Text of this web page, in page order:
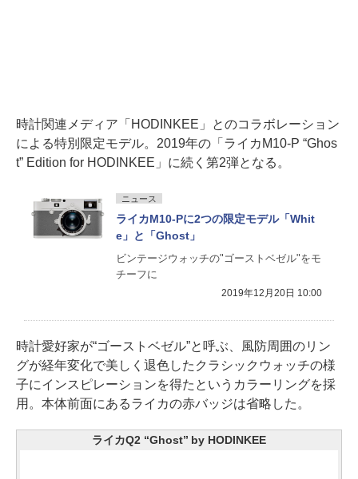
時計関連メディア「HODINKEE」とのコラボレーション
による特別限定モデル。2019年の「ライカM10-P “Ghos
t” Edition for HODINKEE」に続く第2弾となる。
ニュース
ライカM10-Pに2つの限定モデル「Whit
e」と「Ghost」
ビンテージウォッチの"ゴーストベゼル"をモ
チーフに
2019年12月20日 10:00
時計愛好家が“ゴーストベゼル”と呼ぶ、風防周囲のリン
グが経年変化で美しく退色したクラシックウォッチの様
子にインスピレーションを得たというカラーリングを採
用。本体前面にあるライカの赤バッジは省略した。
ライカQ2 “Ghost” by HODINKEE